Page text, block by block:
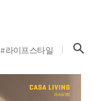
#라이프스타일